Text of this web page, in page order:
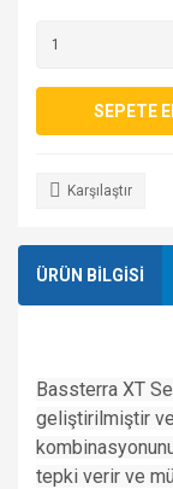
SEPETE
Karşılaştır
ÜRÜN BİLGİSİ
Bassterra XT
geliştirilmiştir
tepki verir ve